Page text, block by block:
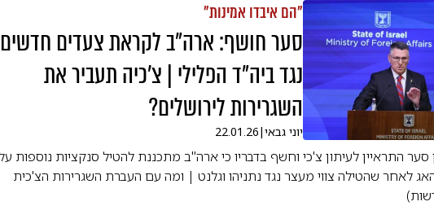
"הם איבדו אמינות"
סער חושף: ארה"ב לקראת צעדים חדשים
נגד ביה"ד הפלילי | צ'כיה תעביר את
השגרירות לירושלים?
יוני גבאי|
22.01.26
סער התראיין לעיתון צ'כי וחשף בדבריו כי ארה"ב מתכננת להטיל סנקציות נוספות
לאחר שהטילה צווי מעצר נגד נתניהו וגלנט | ומה עם העברת השגרירות הצ'כית